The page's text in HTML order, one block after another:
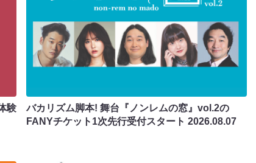
験
バカリズム脚本! 舞台『ノンレムの窓』vol.2の
FANYチケット1次先行受付スタート2026.08.07